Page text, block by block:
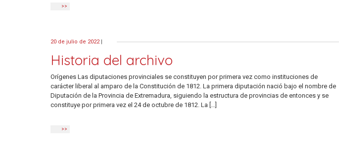
>>
20 de julio de 2022 |
Historia del archivo
Orígenes Las diputaciones provinciales se constituyen por primera vez como instituciones de
carácter liberal al amparo de la Constitución de 1812. La primera diputación nació bajo el nombre de
Diputación de la Provincia de Extremadura, siguiendo la estructura de provincias de entonces y se
constituye por primera vez el 24 de octubre de 1812. La […]
>>